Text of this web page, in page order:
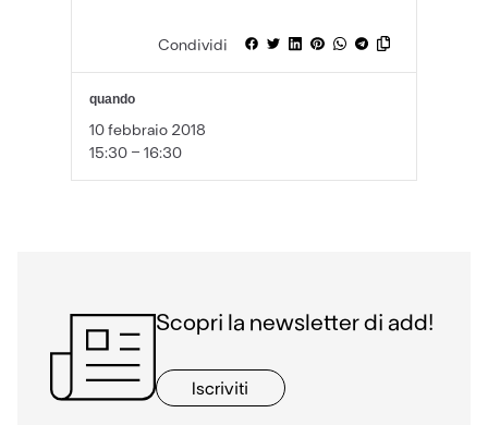
Condividi
quando
10 febbraio 2018
15:30 - 16:30
Scopri la newsletter di add!
Iscriviti